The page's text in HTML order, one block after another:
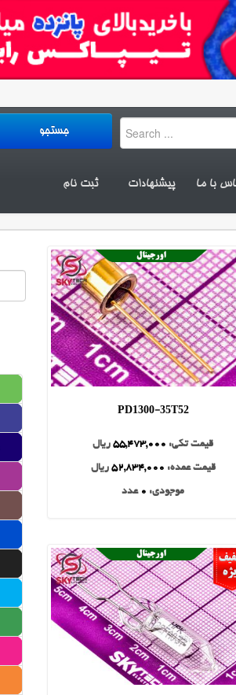
با ما پیشنهادات ثبت نام
PD1300-35T52
قیمت تکی: 55,473,000 ریال
قیمت عمده: 52,834,000 ریال
موجودی: 0 عدد